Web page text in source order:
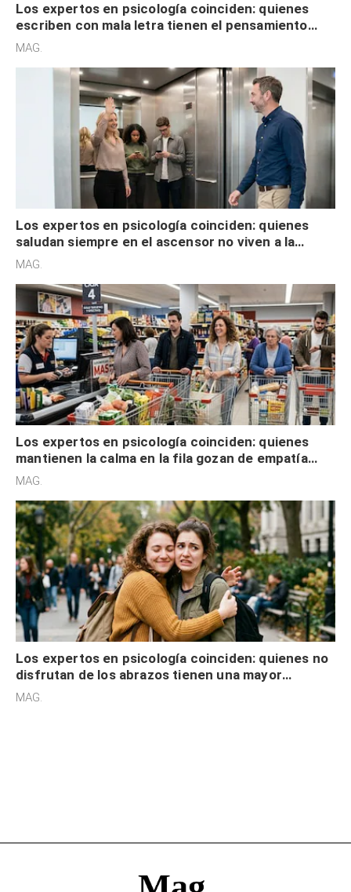
Los expertos en psicología coinciden: quienes
escriben con mala letra tienen el pensamiento
acelerado y no lo hacen por desinterés
MAG.
Los expertos en psicología coinciden: quienes
saludan siempre en el ascensor no viven a la
defensiva y tienen apertura social
MAG.
Los expertos en psicología coinciden: quienes
mantienen la calma en la fila gozan de empatía
cognitiva, gratitud y no solo tienen autocontrol
MAG.
Los expertos en psicología coinciden: quienes no
disfrutan de los abrazos tienen una mayor
sensibilidad a los estímulos físicos y no es por
MAG.